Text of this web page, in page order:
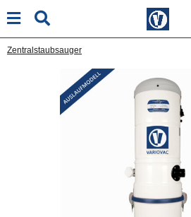
Zentralstaubsauger